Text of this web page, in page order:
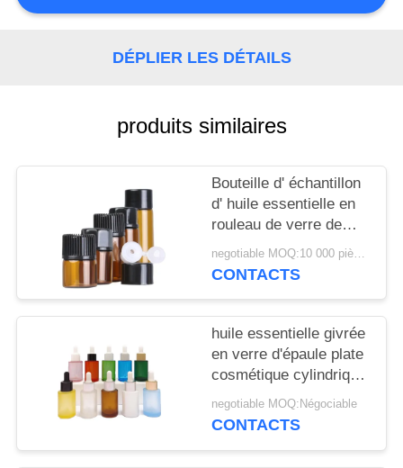
CONTACTEZ-
CAS
DEMANDEZ
DEVIS
PRIVACY
DÉPLIER LES DÉTAILS
produits similaires
Bouteille d' échantillon
d' huile essentielle en
rouleau de verre de
couleur 2 ml 3 ml 5 ml negotiable MOQ:10 000 pièces
CONTACTS
huile essentielle givrée
en verre d'épaule plate
cosmétique cylindrique
d'essence de bouteille
du compte-gouttes
negotiable MOQ:Négociable
CONTACTS